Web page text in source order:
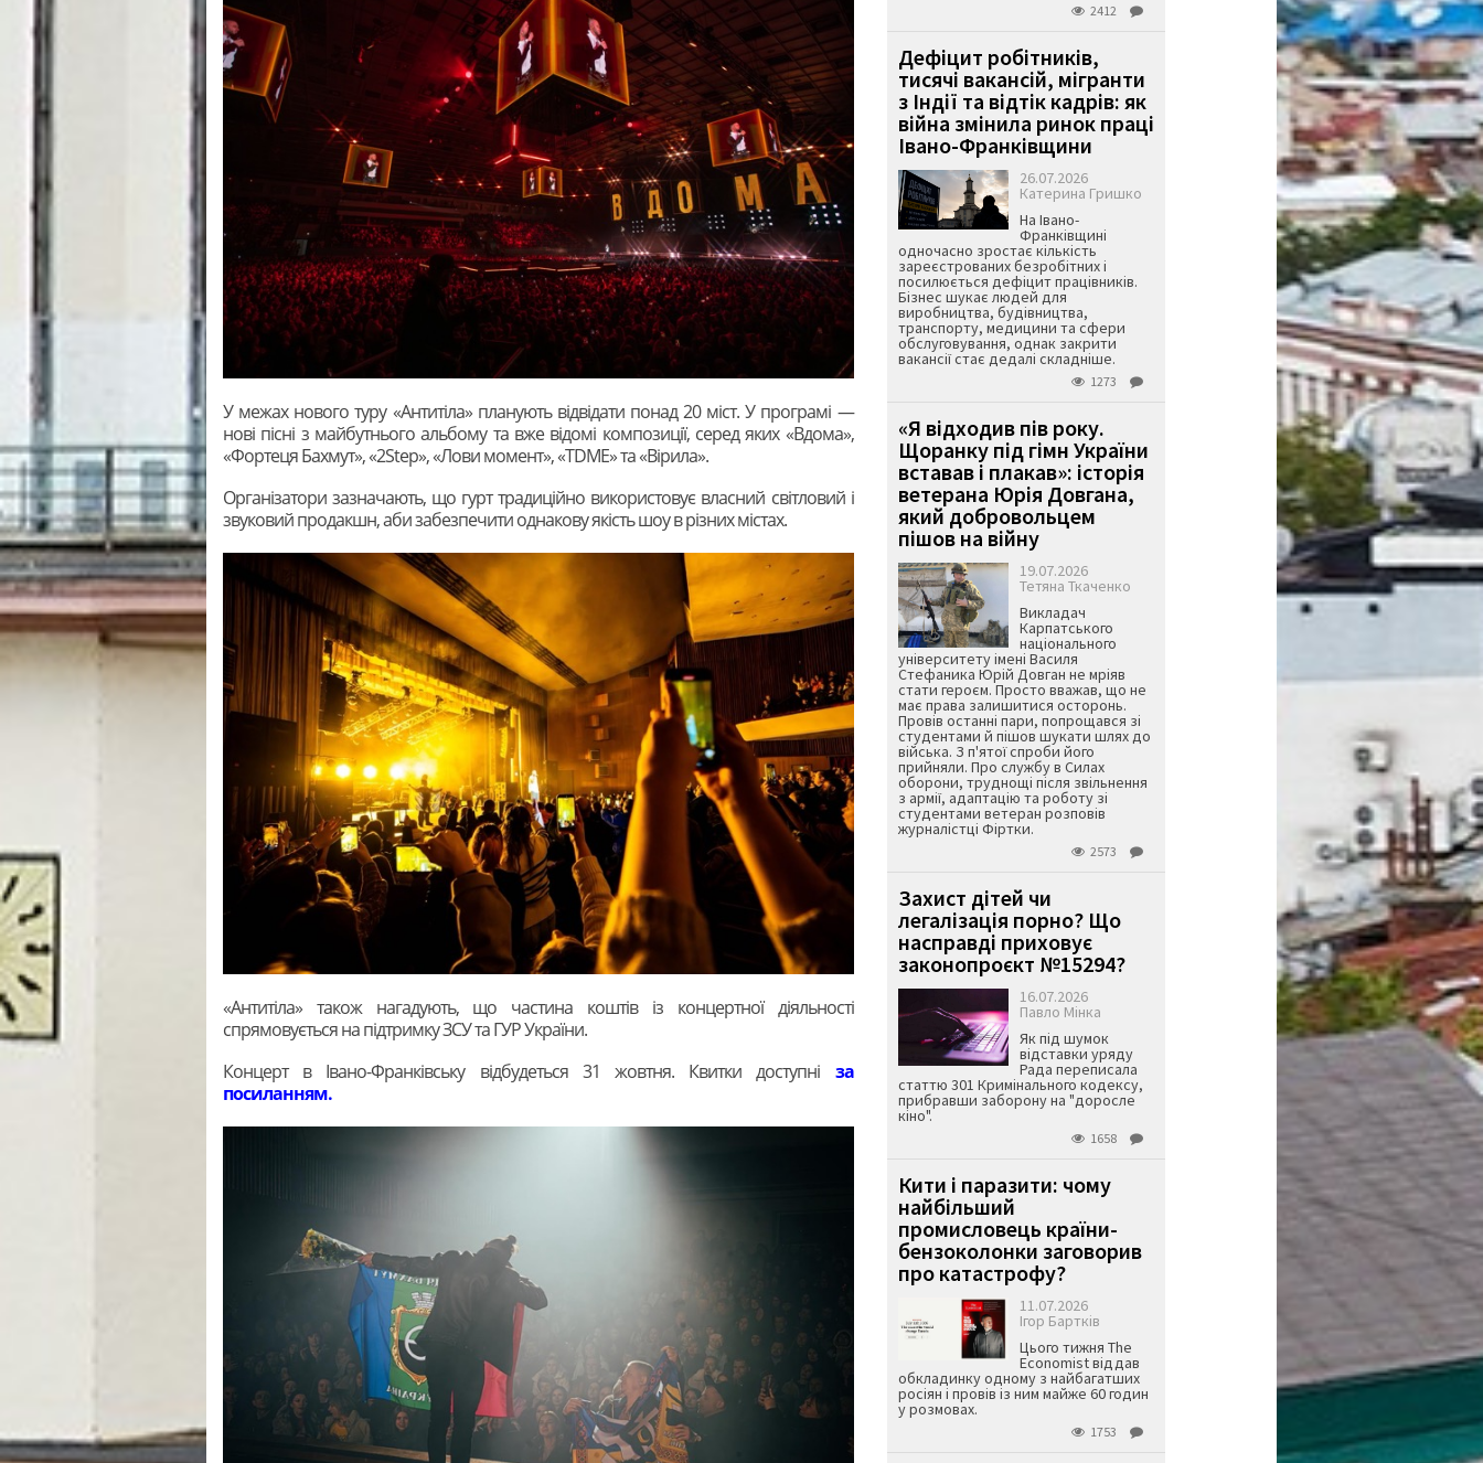
У межах нового туру «Антитіла» планують відвідати понад 20 міст. У програмі —
нові пісні з майбутнього альбому та вже відомі композиції, серед яких «Вдома»,
«Фортеця Бахмут», «2Step», «Лови момент», «TDME» та «Вірила».
Організатори зазначають, що гурт традиційно використовує власний світловий і
звуковий продакшн, аби забезпечити однакову якість шоу в різних містах.
«Антитіла» також нагадують, що частина коштів із концертної діяльності
спрямовується на підтримку ЗСУ та ГУР України.
Концерт в Івано-Франківську відбудеться 31 жовтня. Квитки доступні за
посиланням.
2412
Дефіцит робітників,
тисячі вакансій, мігранти
з Індії та відтік кадрів: як
війна змінила ринок праці
Івано-Франківщини
26.07.2026
Катерина Гришко
На Івано-
Франківщині
одночасно зростає кількість
зареєстрованих безробітних і
посилюється дефіцит працівників.
Бізнес шукає людей для
виробництва, будівництва,
транспорту, медицини та сфери
обслуговування, однак закрити
вакансії стає дедалі складніше.
1273
«Я відходив пів року.
Щоранку під гімн України
вставав і плакав»: історія
ветерана Юрія Довгана,
який добровольцем
пішов на війну
19.07.2026
Тетяна Ткаченко
Викладач
Карпатського
національного
університету імені Василя
Стефаника Юрій Довган не мріяв
стати героєм. Просто вважав, що не
має права залишитися осторонь.
Провів останні пари, попрощався зі
студентами й пішов шукати шлях до
війська. З п'ятої спроби його
прийняли. Про службу в Силах
оборони, труднощі після звільнення
з армії, адаптацію та роботу зі
студентами ветеран розповів
журналістці Фіртки.
2573
Захист дітей чи
легалізація порно? Що
насправді приховує
законопроєкт №15294?
16.07.2026
Павло Мінка
Як під шумок
відставки уряду
Рада переписала
статтю 301 Кримінального кодексу,
прибравши заборону на "доросле
кіно".
1658
Кити і паразити: чому
найбільший
промисловець країни-
бензоколонки заговорив
про катастрофу?
11.07.2026
Ігор Бартків
Цього тижня The
Economist віддав
обкладинку одному з найбагатших
росіян і провів із ним майже 60 годин
у розмовах.
1753